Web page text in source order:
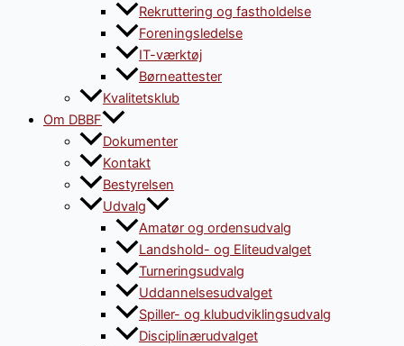
Rekruttering og fastholdelse
Foreningsledelse
IT-værktøj
Børneattester
Kvalitetsklub
Om DBBF
Dokumenter
Kontakt
Bestyrelsen
Udvalg
Amatør og ordensudvalg
Landshold- og Eliteudvalget
Turneringsudvalg
Uddannelsesudvalget
Spiller- og klubudviklingsudvalg
Disciplinærudvalget